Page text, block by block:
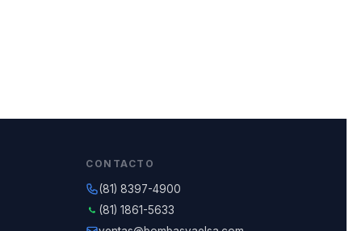
CONTACTO
(81) 8397-4900
(81) 1861-5633